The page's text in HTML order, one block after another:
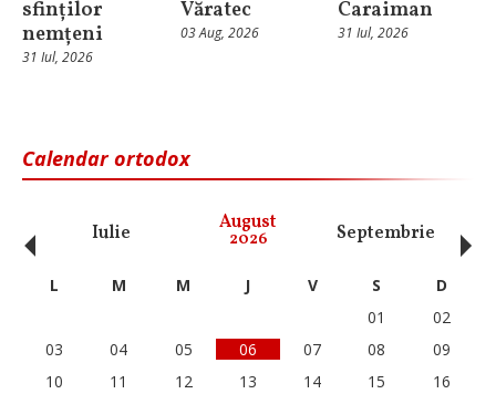
sfinților
nemțeni
31 Iul, 2026
Văratec
03 Aug, 2026
Caraiman
31 Iul, 2026
Calendar ortodox
Iulie August
2026 Septembrie
‹ L M M J V S
D
01
02
03
04 05 06 07 08
09
10
11 12 13 14 15
16